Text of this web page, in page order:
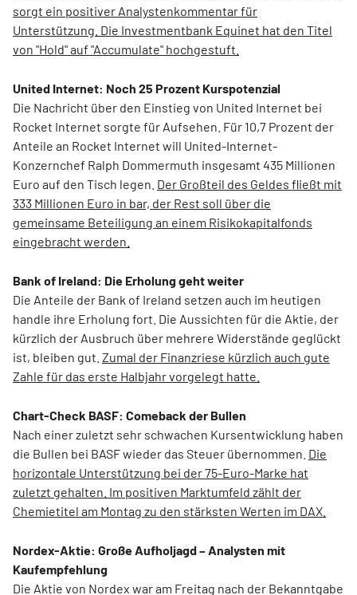
sorgt ein positiver Analystenkommentar für
Unterstützung. Die Investmentbank Equinet hat den Titel
von "Hold" auf "Accumulate" hochgestuft.
United Internet: Noch 25 Prozent Kurspotenzial
Die Nachricht über den Einstieg von United Internet bei
Rocket Internet sorgte für Aufsehen. Für 10,7 Prozent der
Anteile an Rocket Internet will United-Internet-
Konzernchef Ralph Dommermuth insgesamt 435 Millionen
Euro auf den Tisch legen. Der Großteil des Geldes fließt mit
333 Millionen Euro in bar, der Rest soll über die
gemeinsame Beteiligung an einem Risikokapitalfonds
eingebracht werden.
Bank of Ireland: Die Erholung geht weiter
Die Anteile der Bank of Ireland setzen auch im heutigen
handle ihre Erholung fort. Die Aussichten für die Aktie, der
kürzlich der Ausbruch über mehrere Widerstände geglückt
ist, bleiben gut. Zumal der Finanzriese kürzlich auch gute
Zahle für das erste Halbjahr vorgelegt hatte.
Chart-Check BASF: Comeback der Bullen
Nach einer zuletzt sehr schwachen Kursentwicklung haben
die Bullen bei BASF wieder das Steuer übernommen. Die
horizontale Unterstützung bei der 75-Euro-Marke hat
zuletzt gehalten. Im positiven Marktumfeld zählt der
Chemietitel am Montag zu den stärksten Werten im DAX.
Nordex-Aktie: Große Aufholjagd – Analysten mit
Kaufempfehlung
Die Aktie von Nordex war am Freitag nach der Bekanntgabe